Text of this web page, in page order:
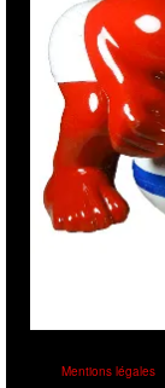
Mentions légales